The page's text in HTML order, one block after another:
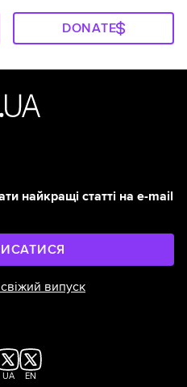
DONATE
найкращі статті на e-mail
випуск
UA EN